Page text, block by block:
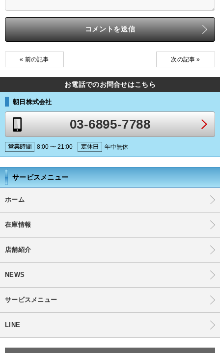
« 前の記事 次の記事 »
お電話でのお問合せはこちら
朝日株式会社
03-6895-7788
8:00 〜 21:00 年中無休
サービスメニュー
ホーム
在庫情報
店舗紹介
NEWS
サービスメニュー
LINE